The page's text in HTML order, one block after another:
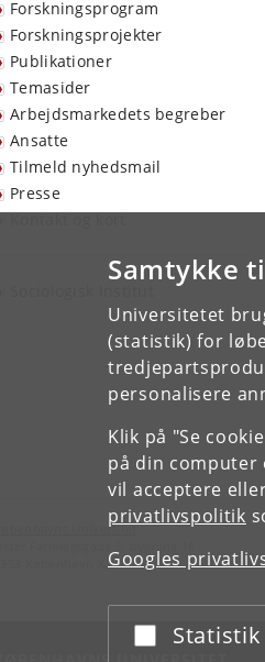
Samtykke
Universitetet
(statistik) for
personalisere
Klik på "Se
på din computer
vil acceptere
privatlivspolitik
Googles
Acceptér eller
Statistik
Forskningsprogram
Forskningsprojekter
Publikationer
Temasider
Arbejdsmarkedets begreber
Ansatte
Tilmeld nyhedsmail
Presse
Kontakt og kort
Københavns Universitet